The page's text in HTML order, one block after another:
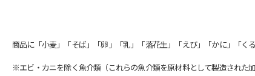
商品に「小麦」「そば」「卵」「乳」「落花生」「えび」「かに」「く
※エビ・カニを除く魚介類（これらの魚介類を原材料として製造された